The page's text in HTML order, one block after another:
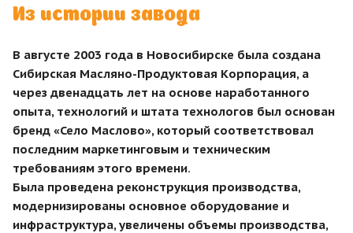
Из истории завода
В августе 2003 года в Новосибирске была создана
Сибирская Масляно-Продуктовая Корпорация, а
через двенадцать лет на основе наработанного
опыта, технологий и штата технологов был основан
бренд «Село Маслово», который соответствовал
последним маркетинговым и техническим
требованиям этого времени.
Была проведена реконструкция производства,
модернизированы основное оборудование и
инфраструктура, увеличены объемы производства,